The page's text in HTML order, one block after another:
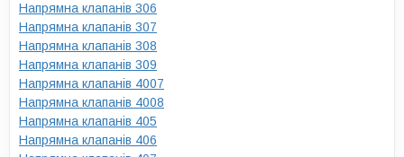
Напрямна клапанів 306
Напрямна клапанів 307
Напрямна клапанів 308
Напрямна клапанів 309
Напрямна клапанів 4007
Напрямна клапанів 4008
Напрямна клапанів 405
Напрямна клапанів 406